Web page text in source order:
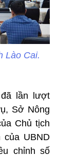
Lào Cai.
lần lượt
Sở Nông
Chủ tịch
UBND
chỉnh số